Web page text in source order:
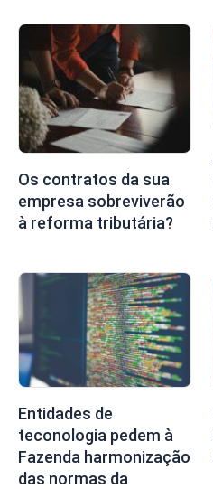
Os contratos da sua
empresa sobreviverão
à reforma tributária?
Entidades de
teconologia pedem à
Fazenda harmonização
das normas da